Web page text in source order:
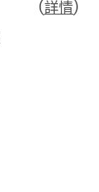
(詳情)